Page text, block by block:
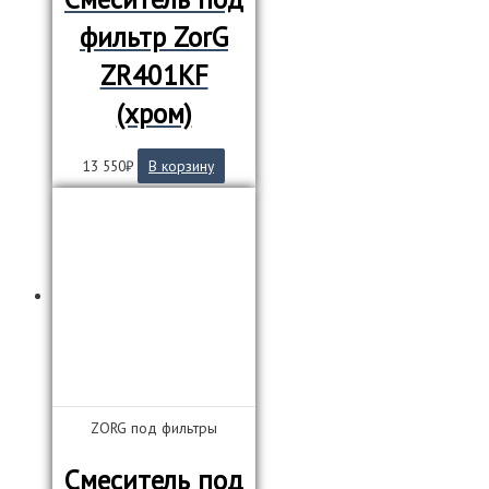
фильтр ZorG
ZR401KF
(хром)
13 550₽ В корзину
ZORG под фильтры
Смеситель под